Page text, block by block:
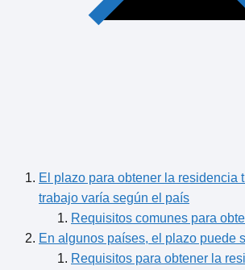
El plazo para obtener la residencia
trabajo varía según el país
Requisitos comunes para
En algunos países, el plazo puede
Requisitos para obtener la